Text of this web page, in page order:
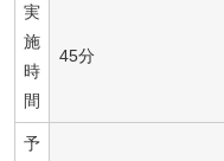
実
施
時
間
45分
予